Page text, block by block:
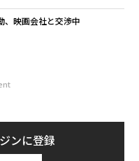
、映画会社と交渉中
ンに登録